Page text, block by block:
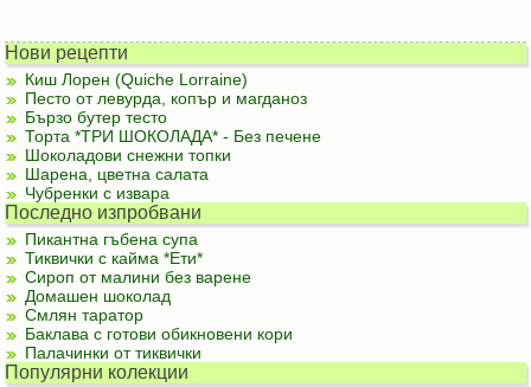
Нови рецепти
Киш Лорен (Quiche Lorraine)
Песто от левурда, копър и магданоз
Бързо бутер тесто
Торта *ТРИ ШОКОЛАДА* - Без печене
Шоколадови снежни топки
Шарена, цветна салата
Чубренки с извара
Последно изпробвани
Пикантна гъбена супа
Тиквички с кайма *Ети*
Сироп от малини без варене
Домашен шоколад
Смлян таратор
Баклава с готови обикновени кори
Палачинки от тиквички
Популярни колекции